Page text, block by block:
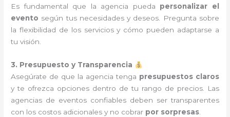
Es fundamental que la agencia pueda personalizar el
evento según tus necesidades y deseos. Pregunta sobre
la flexibilidad de los servicios y cómo pueden adaptarse a
tu visión.
3. Presupuesto y Transparencia
Asegúrate de que la agencia tenga presupuestos claros
y te ofrezca opciones dentro de tu rango de precios. Las
agencias de eventos confiables deben ser transparentes
con los costos adicionales y no cobrar por sorpresas.